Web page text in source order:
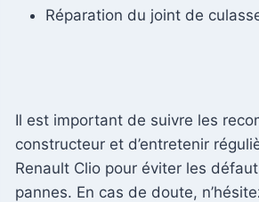
Réparation du joint de
Il est important de suivre les
constructeur et d’entretenir
Renault Clio pour éviter les
pannes. En cas de doute,